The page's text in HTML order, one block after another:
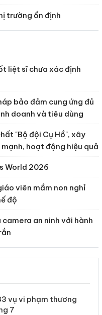
trường ổn định
liệt sĩ chưa xác định
bảo đảm cung ứng đủ
doanh và tiêu dùng
"Bộ đội Cụ Hồ", xây
hoạt động hiệu quả
World 2026
viên mầm non nghỉ
độ
camera an ninh với hành
vụ vi phạm thương
7